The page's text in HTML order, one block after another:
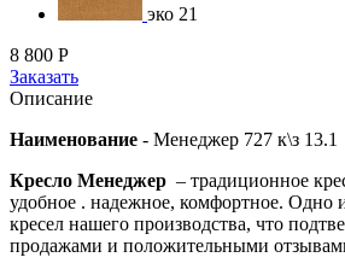
эко 21
8 800 Р
Заказать
Описание
Наименование - Менеджер 727 к\з 13.1
Кресло Менеджер – традиционное
удобное . надежное, комфортное. Одно
кресел нашего производства, что
продажами и положительными